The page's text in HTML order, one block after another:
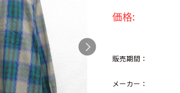
価格:
販売期間：
メーカー：